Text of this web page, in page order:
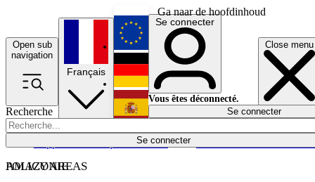
Ga naar de hoofdinhoud
Open sub
navigation
Close menu
Recherche
Se connecter
POLICY AREAS
Économie
Français
English
Deutsch
Español
Se connecter
Vous êtes déconnecté.
Se connecter
AMAZONIE